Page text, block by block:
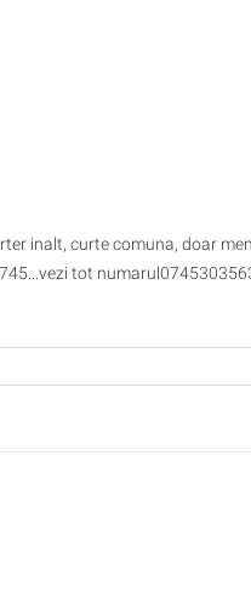
inalt, curte comuna, doar
tot